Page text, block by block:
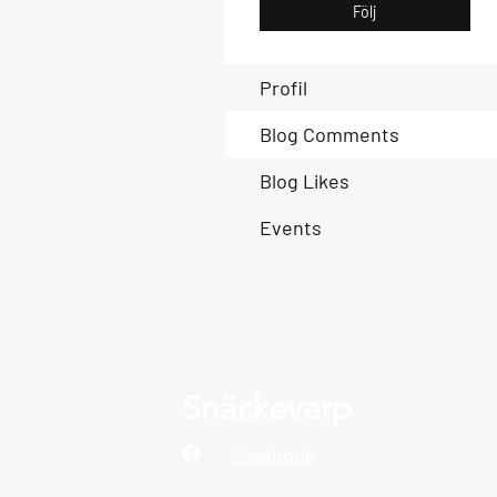
Följ
Profil
Blog Comments
Blog Likes
Events